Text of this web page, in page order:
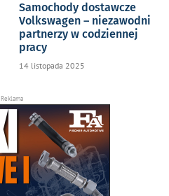
Samochody dostawcze
Volkswagen – niezawodni
partnerzy w codziennej
pracy
14 listopada 2025
Reklama